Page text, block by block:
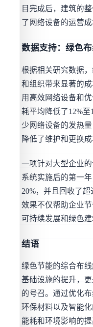
目完成后，建筑的
了网络设备的运营成
数据支持：绿色
根据相关研究数据
和组织带来显著的
用高效网络设备和
耗平均降低了12%
少网络设备的发热
降低了维护和更换成
一项针对大型企业
系统实施后的第一
20%，并且回收了
效果不仅帮助企业
可持续发展和绿色建
结语
绿色节能的综合布
基础设施的提升，
的号召。通过优化
环保材料以及智能
能耗和环境影响的